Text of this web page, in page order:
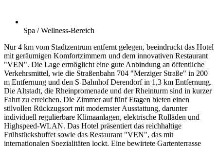
Spa / Wellness-Bereich
Nur 4 km vom Stadtzentrum entfernt gelegen, beeindruckt das Hotel
mit geräumigen Komfortzimmern und dem innovativen Restaurant
"VEN". Die Lage ermöglicht eine gute Anbindung an öffentliche
Verkehrsmittel, wie die Straßenbahn 704 "Merziger Straße" in 200
m Entfernung und den S-Bahnhof Derendorf in 1,3 km Entfernung.
Die Altstadt, die Rheinpromenade und der Rheinturm sind in kurzer
Fahrt zu erreichen. Die Zimmer auf fünf Etagen bieten einen
stilvollen Rückzugsort mit modernster Ausstattung, darunter
individuell regulierbare Klimaanlagen, elektrische Rolläden und
Highspeed-WLAN. Das Hotel präsentiert das reichhaltige
Frühstücksbuffet sowie das Restaurant "VEN", das mit
internationalen Spezialitäten lockt. Eine bewirtete Gartenterrasse